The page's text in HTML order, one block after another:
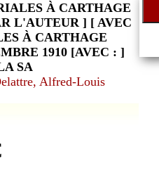
À CARTHAGE
L'AUTEUR ] [ AVEC
À CARTHAGE
1910 [AVEC : ]
SA
Alfred-Louis